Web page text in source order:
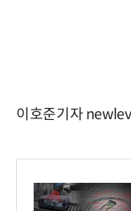
이호준기자